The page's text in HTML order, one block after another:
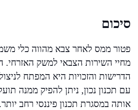
סיכום
פטור ממס לאחר צבא מהווה כלי
מחיי השירות הצבאי למשק האזרחי.
הדרישות והזכויות היא המפתח
עם תכנון נכון, ניתן להפיק ממנה
אותה במסגרת תכנון פיננסי רחב יותר.